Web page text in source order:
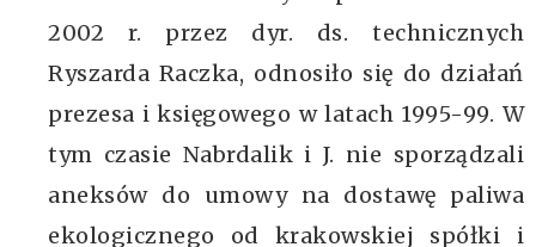
2002 r. przez dyr. ds. technicznych
Ryszarda Raczka, odnosiło się do działań
prezesa i księgowego w latach 1995-99. W
tym czasie Nabrdalik i J. nie sporządzali
aneksów do umowy na dostawę paliwa
ekologicznego od krakowskiej spółki i